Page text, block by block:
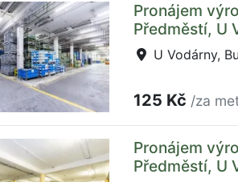
Pronájem
Předměstí, U
U Vodárny,
125 Kč /za
Pronájem
Předměstí, U